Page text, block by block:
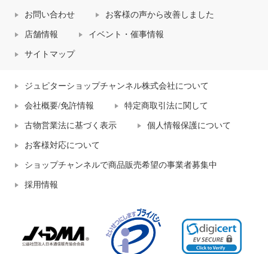
お問い合わせ お客様の声から改善しました
店舗情報 イベント・催事情報
サイトマップ
ジュピターショップチャンネル株式会社について
会社概要/免許情報 特定商取引法に関して
古物営業法に基づく表示 個人情報保護について
お客様対応について
ショップチャンネルで商品販売希望の事業者募集中
採用情報